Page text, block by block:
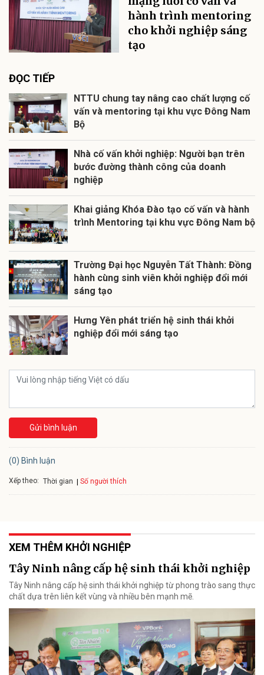
hành trình mentoring
cho khởi nghiệp sáng
tạo
ĐỌC TIẾP
NTTU chung tay nâng cao chất lượng cố
vấn và mentoring tại khu vực Đông Nam
Bộ
Nhà cố vấn khởi nghiệp: Người bạn trên
bước đường thành công của doanh
nghiệp
Khai giảng Khóa Đào tạo cố vấn và hành
trình Mentoring tại khu vực Đông Nam bộ
Trường Đại học Nguyễn Tất Thành: Đồng
hành cùng sinh viên khởi nghiệp đổi mới
sáng tạo
Hưng Yên phát triển hệ sinh thái khởi
nghiệp đổi mới sáng tạo
Gửi bình luận
(0) Bình luận
Xếp theo: Thời gian Số người thích
XEM THÊM KHỞI NGHIỆP
Tây Ninh nâng cấp hệ sinh thái khởi nghiệp
Tây Ninh nâng cấp hệ sinh thái khởi nghiệp từ phong trào sang thực
chất dựa trên liên kết vùng và nhiều bên mạnh mẽ.